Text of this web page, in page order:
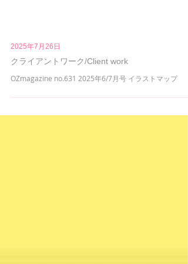
2025年7月26日
クライアントワーク/Client work
OZmagazine no.631 2025年6/7月号 イラストマップ